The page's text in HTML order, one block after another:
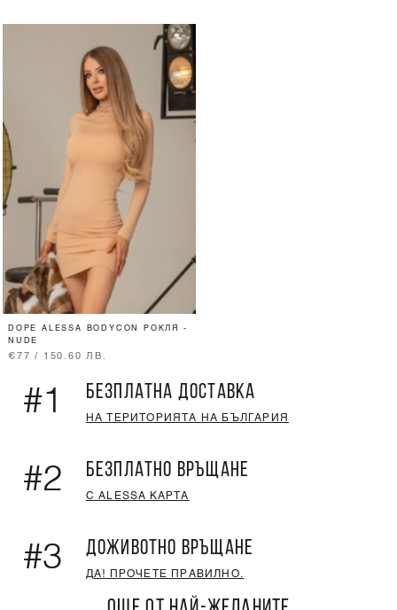
DOPE ALESSA BODYCON РОКЛЯ -
NUDE
€77 / 150.60 ЛВ.
#1 БЕЗПЛАТНА ДОСТАВКА
НА ТЕРИТОРИЯТА НА БЪЛГАРИЯ
#2 БЕЗПЛАТНО ВРЪЩАНЕ
С ALESSA КАРТА
#3 ДОЖИВОТНО ВРЪЩАНЕ
ДА! ПРОЧЕТЕ ПРАВИЛНО.